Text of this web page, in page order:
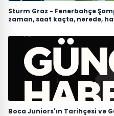
Sturm Graz - Fenerbahçe
zaman, saat kaçta, nerede,
Boca Juniors'ın Tarihçesi ve